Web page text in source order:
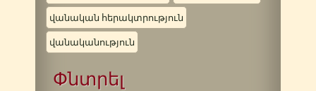
վանական հերակտրություն
վանականություն
Փնտրել